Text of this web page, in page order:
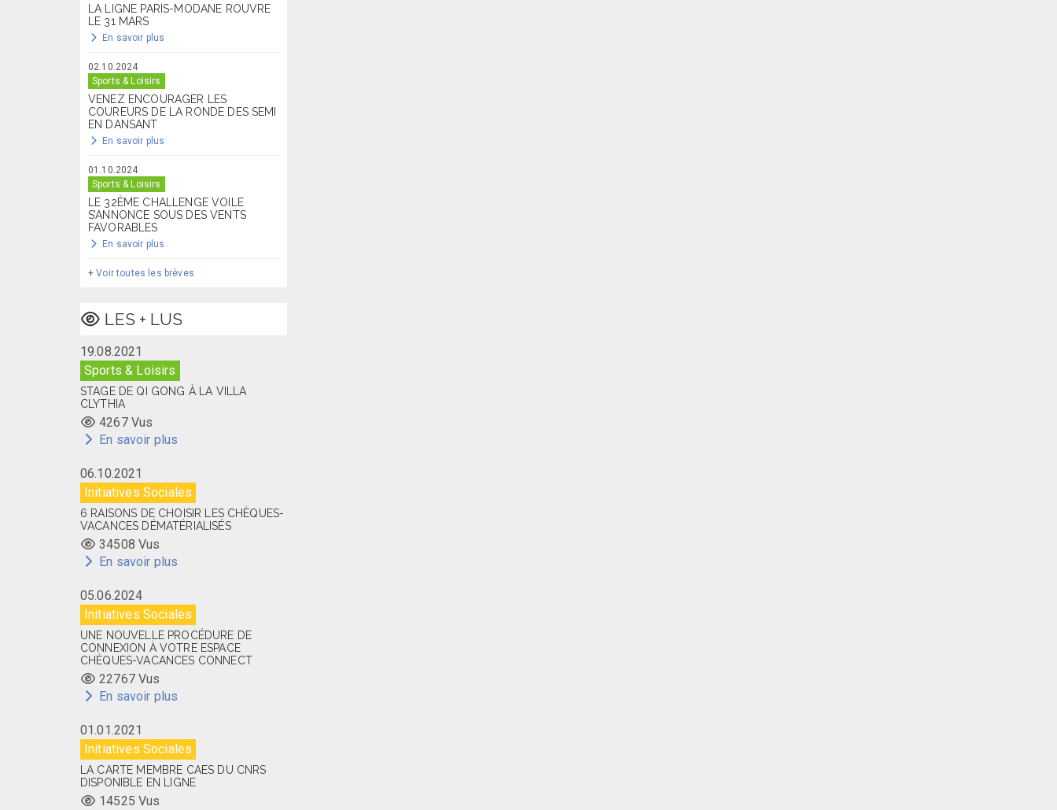
LA LIGNE PARIS-MODANE ROUVRE
LE 31 MARS
En savoir plus
02.10.2024
Sports & Loisirs
VENEZ ENCOURAGER LES
COUREURS DE LA RONDE DES SEMI
EN DANSANT
En savoir plus
01.10.2024
Sports & Loisirs
LE 32ÈME CHALLENGE VOILE
S’ANNONCE SOUS DES VENTS
FAVORABLES
En savoir plus
+Voir toutes les brèves
LES + LUS
19.08.2021
Sports & Loisirs
STAGE DE QI GONG À LA VILLA
CLYTHIA
4267 Vus
En savoir plus
06.10.2021
Initiatives Sociales
6 RAISONS DE CHOISIR LES CHÈQUES-
VACANCES DÉMATÉRIALISÉS
34508 Vus
En savoir plus
05.06.2024
Initiatives Sociales
UNE NOUVELLE PROCÉDURE DE
CONNEXION À VOTRE ESPACE
CHÈQUES-VACANCES CONNECT
22767 Vus
En savoir plus
01.01.2021
Initiatives Sociales
LA CARTE MEMBRE CAES DU CNRS
DISPONIBLE EN LIGNE
14525 Vus